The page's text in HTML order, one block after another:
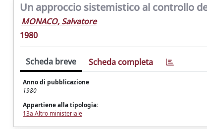
Un approccio sistemistico al controllo
MONACO, Salvatore
1980
Scheda breve Scheda completa
Anno di pubblicazione
1980
Appartiene alla tipologia:
13a Altro ministeriale